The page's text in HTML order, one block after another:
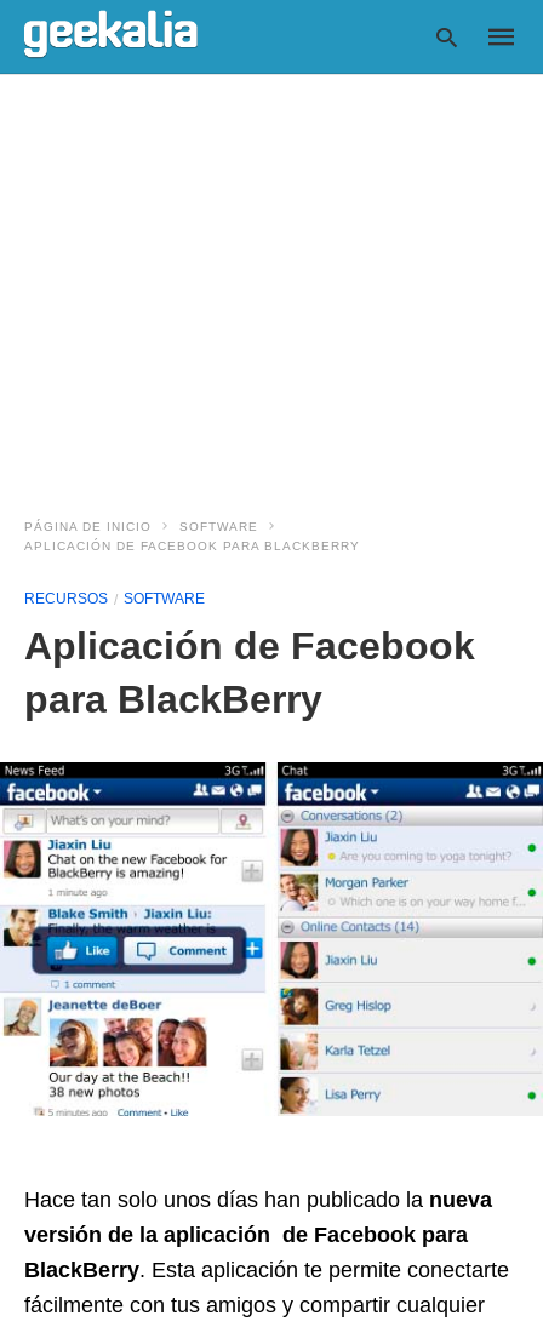
PÁGINA DE INICIO
SOFTWARE
APLICACIÓN DE FACEBOOK PARA BLACKBERRY
RECURSOS SOFTWARE
Aplicación de Facebook
para BlackBerry
Hace tan solo unos días han publicado la nueva
versión de la aplicación de Facebook para
BlackBerry. Esta aplicación te permite conectarte
fácilmente con tus amigos y compartir cualquier